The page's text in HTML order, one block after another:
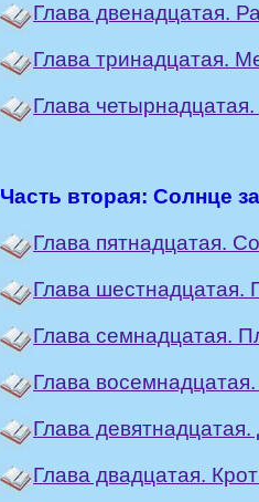
Глава двенадцатая.
Глава тринадцатая.
Глава
Часть вторая: Солнце
Глава пятнадцатая.
Глава шестнадцатая.
Глава семнадцатая.
Глава
Глава
Глава двадцатая.